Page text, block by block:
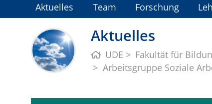
Aktuelles Team Forschung
Aktuelles
UDE Fakultät für
Arbeitsgruppe Soziale